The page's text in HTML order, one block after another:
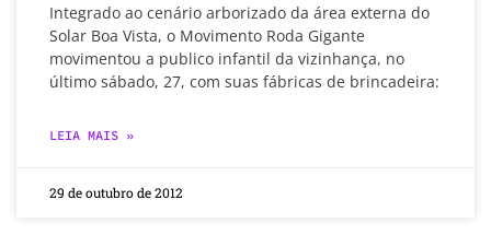
Integrado ao cenário arborizado da área externa do
Solar Boa Vista, o Movimento Roda Gigante
movimentou a publico infantil da vizinhança, no
último sábado, 27, com suas fábricas de brincadeira:
LEIA MAIS »
29 de outubro de 2012